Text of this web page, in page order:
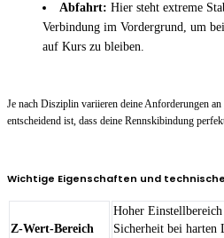
Abfahrt: Hier steht extreme
Verbindung im Vordergrund, um
auf Kurs zu bleiben.
Je nach Disziplin variieren deine Anforderungen an
entscheidend ist, dass deine Rennskibindung
Wichtige Eigenschaften und
Z-Wert-Bereich
Hoher
Sicherheit bei harten